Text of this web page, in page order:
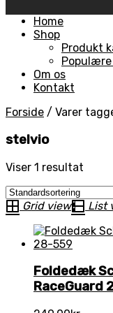
Skip
Home
Shop
Produkt
Om os
Kontakt
Forside / Varer
stelvio
Viser 1 resultat
Grid view List
Foldedæk
RaceGuard